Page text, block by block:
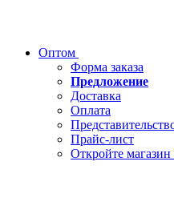
Оптом
Форма заказа
Предложение
Доставка
Оплата
Прайс-лист
Откройте магазин